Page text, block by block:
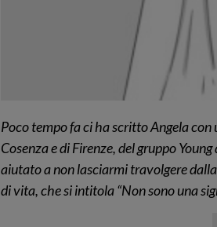
Poco tempo fa ci ha scritto Angela
Cosenza e di Firenze, del gruppo
aiutato a non lasciarmi travolgere
di vita, che si intitola “Non sono una